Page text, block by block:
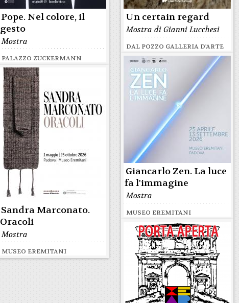
Pope. Nel colore, il
gesto
Mostra
PALAZZO ZUCKERMANN
Un certain regard
Mostra di Gianni Lucchesi
DAL POZZO GALLERIA D'ARTE
Giancarlo Zen. La luce
fa l'immagine
Mostra
MUSEO EREMITANI
Sandra Marconato.
Oracoli
Mostra
MUSEO EREMITANI